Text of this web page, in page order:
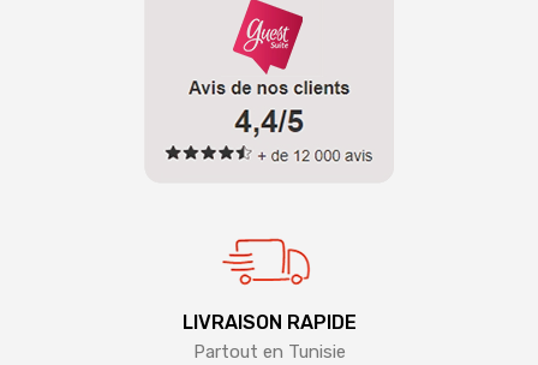
LIVRAISON RAPIDE
Partout en Tunisie